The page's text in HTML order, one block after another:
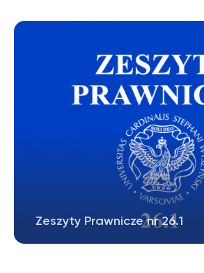
Zeszyty Prawnicze nr 26.1